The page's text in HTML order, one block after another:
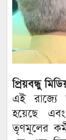
প্রিয়বন্ধু
এই রাজ্যে
হয়েছে
তৃণমূলের